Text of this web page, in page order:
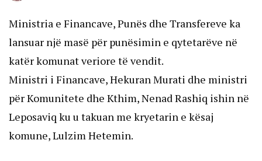
Ministria e Financave, Punës dhe Transfereve ka
lansuar një masë për punësimin e qytetarëve në
katër komunat veriore të vendit.
Ministri i Financave, Hekuran Murati dhe ministri
për Komunitete dhe Kthim, Nenad Rashiq ishin në
Leposaviq ku u takuan me kryetarin e kësaj
komune, Lulzim Hetemin.